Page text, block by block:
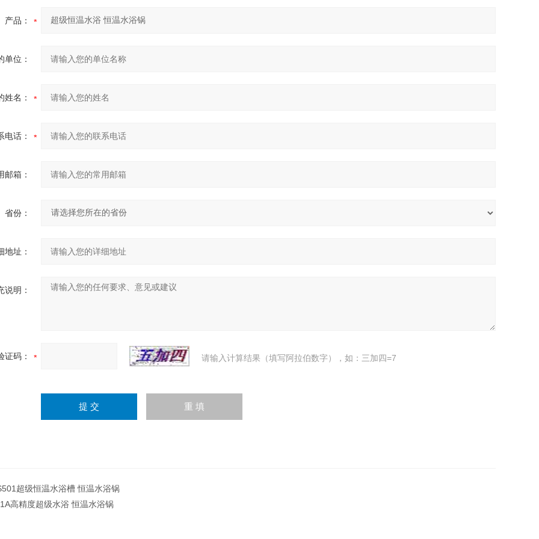
产品：
单位：
姓名：
电话：
邮箱：
省份：
地址：
说明：
证码： 请输入计算结果（填写阿拉伯数字），如：三加四=7
超级恒温水浴槽 恒温水浴锅
高精度超级水浴 恒温水浴锅